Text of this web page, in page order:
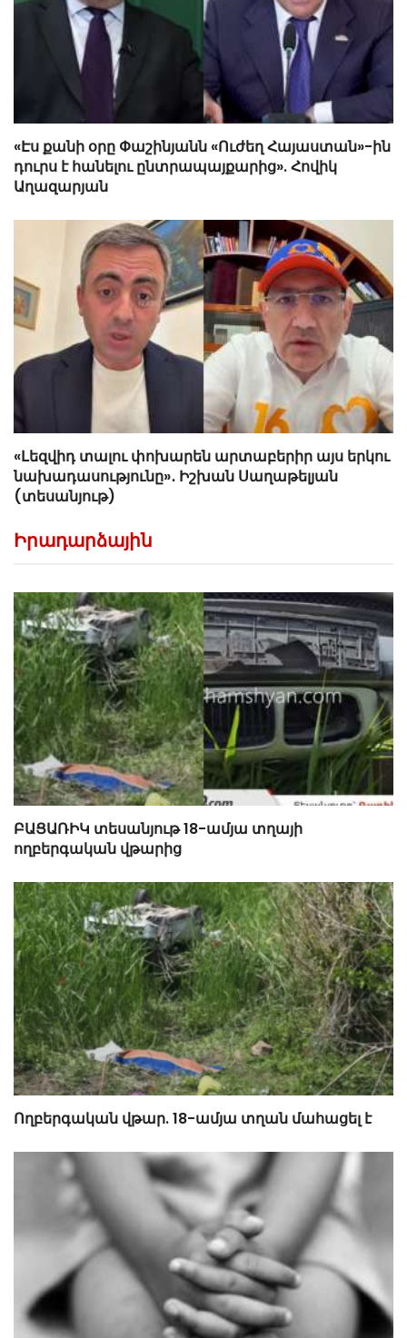
«Էս քանի օրը Փաշինյանն «Ուժեղ Հայաստան»-ին
դուրս է հանելու ընտրապայքարից». Հովիկ
Աղազարյան
«Լեզվիդ տալու փոխարեն արտաբերիր այս երկու
նախադասությունը»․ Իշխան Սաղաթելյան
(տեսանյութ)
Իրադարձային
ԲԱՑԱՌԻԿ տեսանյութ 18-ամյա տղայի
ողբերգական վթարից
Ողբերգական վթար. 18-ամյա տղան մահացել է